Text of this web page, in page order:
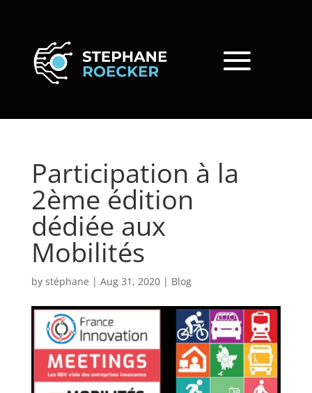
Participation à la
2ème édition
dédiée aux
Mobilités
by stéphane | Aug 31, 2020| Blog